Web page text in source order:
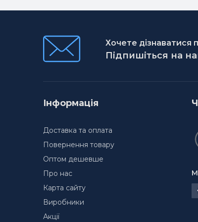
Хочете дізнаватися
Підпишіться на
Інформація
Доставка та оплата
Повернення товару
Оптом дешевше
Про нас
Карта сайту
Виробники
Акції